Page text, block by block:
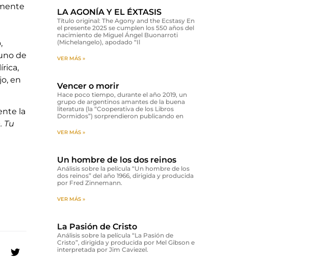
de
en
la
Tu
LA AGONÍA Y EL ÉXTASIS
Título original: The Agony and the Ecstasy En
el presente 2025 se cumplen los 550 años del
nacimiento de Miguel Ángel Buonarroti
(Michelangelo), apodado “Il
VER MÁS »
Vencer o morir
Hace poco tiempo, durante el año 2019, un
grupo de argentinos amantes de la buena
literatura (la “Cooperativa de los Libros
Dormidos”) sorprendieron publicando en
VER MÁS »
Un hombre de los dos reinos
Análisis sobre la película “Un hombre de los
dos reinos” del año 1966, dirigida y producida
por Fred Zinnemann.
VER MÁS »
La Pasión de Cristo
Análisis sobre la película “La Pasión de
Cristo”, dirigida y producida por Mel Gibson e
interpretada por Jim Caviezel.